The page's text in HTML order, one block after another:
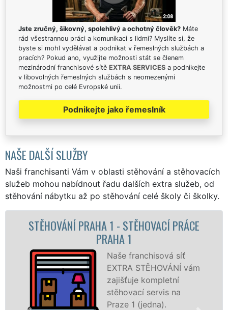
Jste zručný, šikovný, spolehlivý a ochotný člověk? Máte
rád všestrannou práci a komunikaci s lidmi? Myslíte si, že
byste si mohl vydělávat a podnikat v řemeslných službách a
pracích? Pokud ano, využijte možnosti stát se členem
mezinárodní franchisové sítě EXTRA SERVICES a podnikejte
v libovolných řemeslných službách s neomezenými
možnostmi po celé Evropské unii.
Podnikejte jako řemeslník
NAŠE DALŠÍ SLUŽBY
Naši franchisanti Vám v oblasti stěhování a stěhovacích
služeb mohou nabídnout řadu dalších extra služeb, od
stěhování nábytku až po stěhování celé školy či školky.
1 - STĚHOVACÍ PRÁCE
Naše franchisová síť
EXTRA STĚHOVÁNÍ vám
zajišťuje kompletní
stěhovací servis na
Praze 1 (jedna).